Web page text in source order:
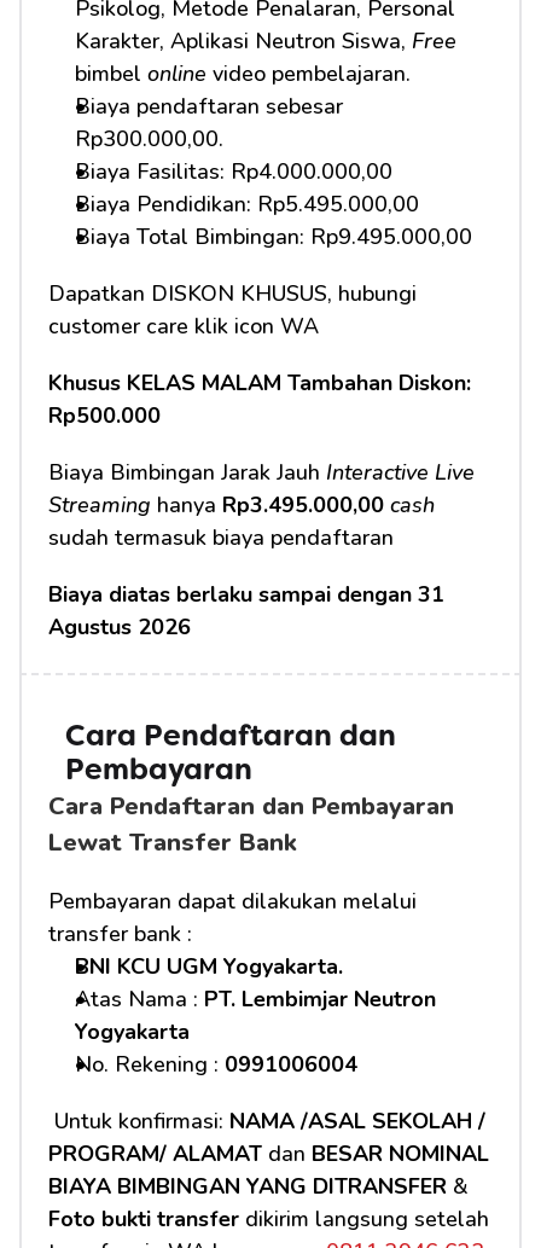
Psikolog, Metode Penalaran, Personal
Karakter, Aplikasi Neutron Siswa, Free
bimbel online video pembelajaran.
Biaya pendaftaran sebesar
Rp300.000,00.
Biaya Fasilitas: Rp4.000.000,00
Biaya Pendidikan: Rp5.495.000,00
Biaya Total Bimbingan: Rp9.495.000,00
Dapatkan DISKON KHUSUS, hubungi
customer care klik icon WA
Khusus KELAS MALAM Tambahan Diskon:
Rp500.000
Biaya Bimbingan Jarak Jauh Interactive Live
Streaming hanya Rp3.495.000,00 cash
sudah termasuk biaya pendaftaran
Biaya diatas berlaku sampai dengan 31
Agustus 2026
Cara Pendaftaran dan
Pembayaran
Cara Pendaftaran dan Pembayaran
Lewat Transfer Bank
Pembayaran dapat dilakukan melalui
transfer bank :
BNI KCU UGM Yogyakarta.
Atas Nama : PT. Lembimjar Neutron
Yogyakarta
No. Rekening : 0991006004
Untuk konfirmasi: NAMA /ASAL SEKOLAH /
PROGRAM/ ALAMAT dan BESAR NOMINAL
BIAYA BIMBINGAN YANG DITRANSFER
Foto bukti transfer dikirim langsung setelah